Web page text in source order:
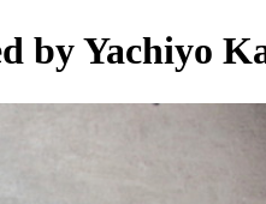
by Yachiyo